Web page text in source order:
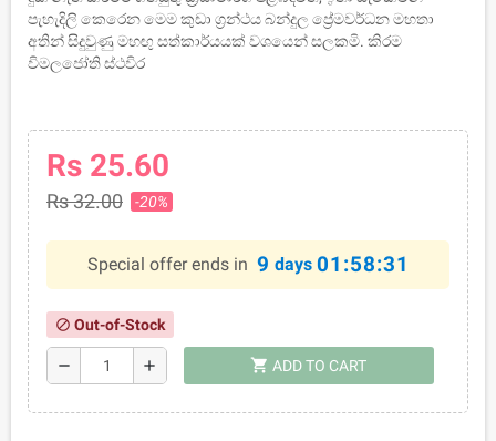
පැහැදිලි කෙරෙන මෙම කුඩා ග්‍රන්ථය බන්දුල ප්‍රේමවර්ධන මහතා
අතින්‌ සිදුවුණු මහඟු සත්කාර්යයක්‌ වශයෙන්‌ සලකමි. කිරම
විමලජෝති ස්ථවිර
Rs 25.60
Rs 32.00 -20%
Special offer ends in 9 days 01:58:30
block Out-of-Stock
remove add shopping_cart ADD TO CART